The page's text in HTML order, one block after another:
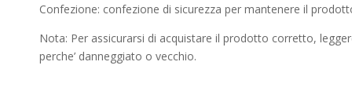
Confezione: confezione di sicurezza per mantenere il
Nota: Per assicurarsi di acquistare il prodotto corretto,
perche’ danneggiato o vecchio.